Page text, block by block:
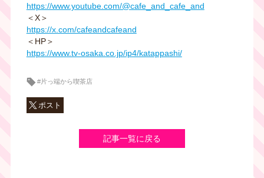
https://www.youtube.com/@cafe_and_cafe_and
＜X＞
https://x.com/cafeandcafeand
＜HP＞
https://www.tv-osaka.co.jp/ip4/katappashi/
#片っ端から喫茶店
ポスト
記事一覧に戻る